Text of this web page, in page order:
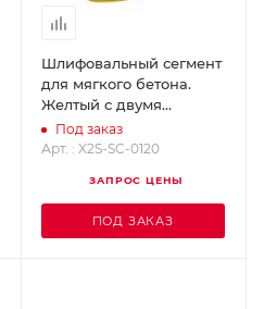
Шлифовальный сегмент
для мягкого бетона.
Желтый с двумя
прямоугольниками, Grit
120 SUPERABRASIVE
Под заказ
Арт. : X2S-SC-0120
ЗАПРОС ЦЕНЫ
ПОД ЗАКАЗ